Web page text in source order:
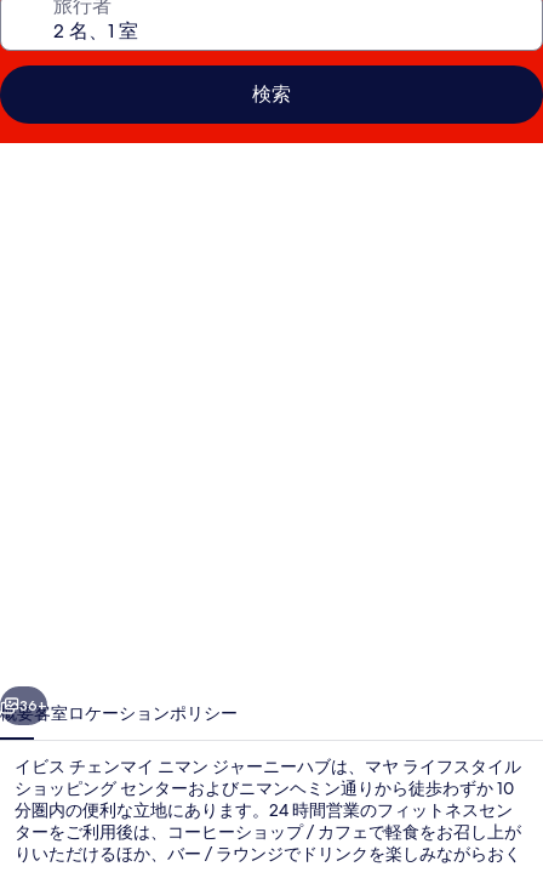
旅行者
検索
イ
ニ
マ
ン
ジ
36+
概要客室ロケーションポリシー
イビス チェンマイ ニマン ジャーニーハブは、マヤ ライフスタイル
ショッピング センターおよびニマンヘミン通りから徒歩わずか 10
分圏内の便利な立地にあります。24 時間営業のフィットネスセン
ターをご利用後は、コーヒーショップ / カフェで軽食をお召し上が
りいただけるほか、バー / ラウンジでドリンクを楽しみながらおく